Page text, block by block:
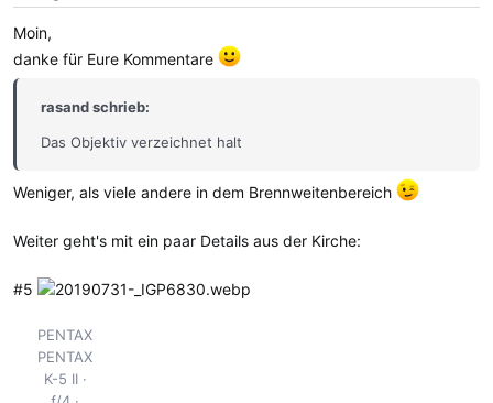
n
:
Moin,
danke für Eure Kommentare
rasand schrieb:
Das Objektiv verzeichnet halt
Weniger, als viele andere in dem Brennweitenbereich
Weiter geht's mit ein paar Details aus der Kirche:
#5
PENTAX
PENTAX
K-5 II